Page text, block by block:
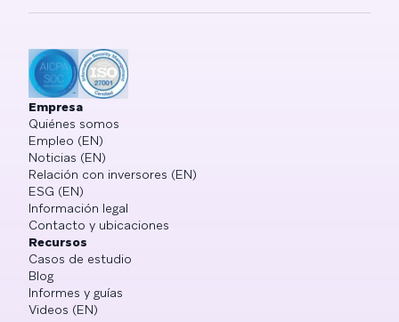
Empresa
Quiénes somos
Empleo (EN)
Noticias (EN)
Relación con inversores (EN)
ESG (EN)
Información legal
Contacto y ubicaciones
Recursos
Casos de estudio
Blog
Informes y guías
Videos (EN)